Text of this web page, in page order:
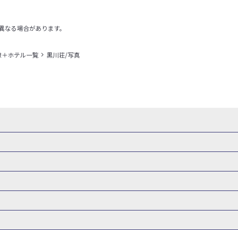
る場合があります。
ホテル一覧 黒川荘/写真
幹線パック 東京→仙台 新幹線パック 東京 新幹線パック
東京→
新幹線パック 東京→長野 新幹線パック
東京→名古屋 新幹線パッ
州新幹線 旅行 西九州新幹線 旅行 特急サンダーバード 旅行
関東 東京旅行・ツアー 神奈川旅行・ツアー 埼玉旅行・ツアー
群馬旅行・ツアー 北陸 富山旅行・ツアー 石川旅行・ツアー